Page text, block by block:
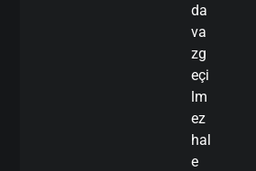
da
va
zg
eçi
lm
ez
hal
e